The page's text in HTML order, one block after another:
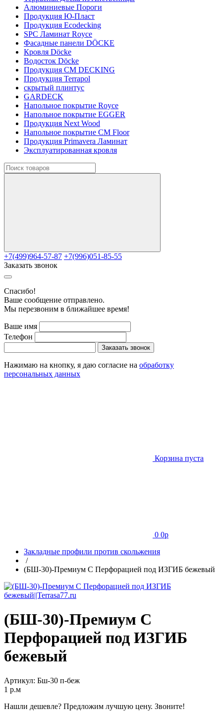
Алюминиевые Пороги
Продукция Ю-Пласт
Продукция Ecodecking
SPC Ламинат Royce
Фасадные панели DÖCKE
Кровля Döcke
Водосток Döcke
Продукция CM DECKING
Продукция Terrapol
скрытый плинтус
GARDECK
Напольное покрытие Royce
Напольное покрытие EGGER
Продукция Next Wood
Напольное покрытие CM Floor
Продукция Primavera Ламинат
Эксплуатированная кровля
+7(499)964-57-87 +7(996)051-85-55
Заказать звонок
Cпасибо!
Ваше сообщение отправлено.
Мы перезвоним в ближайшее время!
Ваше имя
Телефон
Заказать звонок
Нажимаю на кнопку, я даю согласие на обработку
персональных данных
Корзина пуста
0 0p
Закладные профили против скольжения
/
(БШ-30)-Премиум С Перфорацией под ИЗГИБ бежевый
(БШ-30)-Премиум С
Перфорацией под ИЗГИБ
бежевый
Артикул: Бш-30 п-беж
1 p.м
Нашли дешевле? Предложим лучшую цену. Звоните!